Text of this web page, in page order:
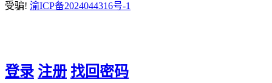
受骗! 渝ICP备2024044316号-1
登录 注册 找回密码